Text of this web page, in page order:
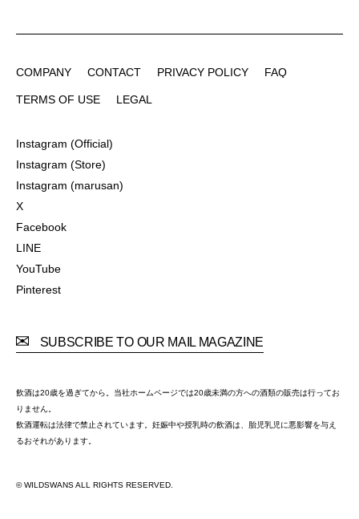
COMPANY
CONTACT
PRIVACY POLICY
FAQ
TERMS OF USE
LEGAL
Instagram (Official)
Instagram (Store)
Instagram (marusan)
X
Facebook
LINE
YouTube
Pinterest
SUBSCRIBE TO OUR MAIL MAGAZINE
飲酒は20歳を過ぎてから。当社ホームページでは20歳未満の方への酒類の販売は行ってお
りません。
飲酒運転は法律で禁止されています。妊娠中や授乳時の飲酒は、胎児乳児に悪影響を与え
るおそれがあります。
© WILDSWANS ALL RIGHTS RESERVED.